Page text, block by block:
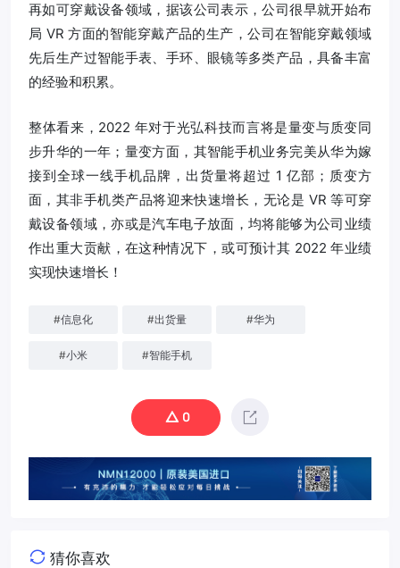
再如可穿戴设备领域，据该公司表示，公司很早就开始布
局 VR 方面的智能穿戴产品的生产，公司在智能穿戴领域
先后生产过智能手表、手环、眼镜等多类产品，具备丰富
的经验和积累。
整体看来，2022 年对于光弘科技而言将是量变与质变同
步升华的一年；量变方面，其智能手机业务完美从华为嫁
接到全球一线手机品牌，出货量将超过 1 亿部；质变方
面，其非手机类产品将迎来快速增长，无论是 VR 等可穿
戴设备领域，亦或是汽车电子放面，均将能够为公司业绩
作出重大贡献，在这种情况下，或可预计其 2022 年业绩
实现快速增长！
#信息化 #出货量 #华为
#小米 #智能手机
0
猜你喜欢